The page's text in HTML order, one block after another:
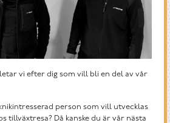
vi efter dig som vill bli en del av vår
person som vill utvecklas
tillväxtresa? Då kanske du är vår nästa